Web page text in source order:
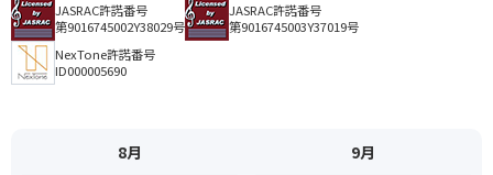
JASRAC許諾番号
第9016745002Y38029号
JASRAC許諾番号
第9016745003Y37019号
NexTone許諾番号
ID000005690
8月 9月